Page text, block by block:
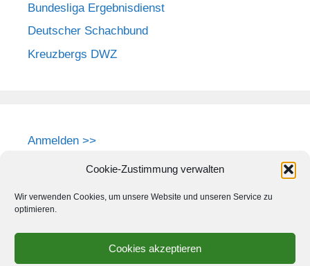
Cookie-Zustimmung verwalten
Wir verwenden Cookies, um unsere Website und unseren Service zu
optimieren.
Cookies akzeptieren
Bundesliga Ergebnisdienst
Deutscher Schachbund
Kreuzbergs DWZ
Anmelden >>